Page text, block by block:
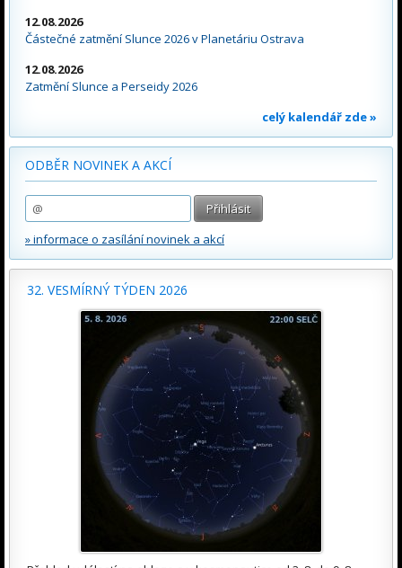
12.08.2026
Částečné zatmění Slunce 2026 v Planetáriu Ostrava
12.08.2026
Zatmění Slunce a Perseidy 2026
celý kalendář zde »
ODBĚR NOVINEK A AKCÍ
» informace o zasílání novinek a akcí
32. VESMÍRNÝ TÝDEN 2026